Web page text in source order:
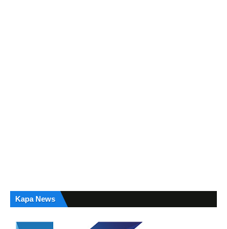
Kapa News